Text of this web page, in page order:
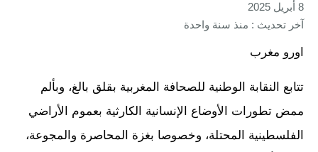
8 أبريل 2025
آخر تحديث : منذ سنة واحدة
اورو مغرب
تتابع النقابة الوطنية للصحافة المغربية بقلق بالغ، وبألم
ممض تطورات الأوضاع الإنسانية الكارثية بعموم الأراضي
الفلسطينية المحتلة، وخصوصا بغزة المحاصرة والمجوعة،